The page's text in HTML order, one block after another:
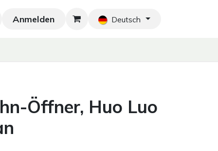
Neu! Blog Home Shop
Anmelden Deutsch
Öffner, Huo Luo